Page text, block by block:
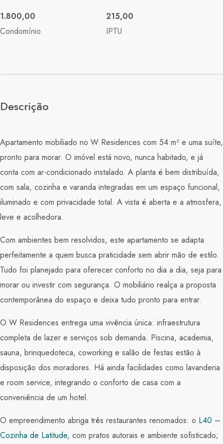
1.800,00
Condomínio
215,00
IPTU
Descrição
Apartamento mobiliado no W Residences com 54 m² e uma suíte,
pronto para morar. O imóvel está novo, nunca habitado, e já
conta com ar-condicionado instalado. A planta é bem distribuída,
com sala, cozinha e varanda integradas em um espaço funcional,
iluminado e com privacidade total. A vista é aberta e a atmosfera,
leve e acolhedora.
Com ambientes bem resolvidos, este apartamento se adapta
perfeitamente a quem busca praticidade sem abrir mão de estilo.
Tudo foi planejado para oferecer conforto no dia a dia, seja para
morar ou investir com segurança. O mobiliário realça a proposta
contemporânea do espaço e deixa tudo pronto para entrar.
O W Residences entrega uma vivência única: infraestrutura
completa de lazer e serviços sob demanda. Piscina, academia,
sauna, brinquedoteca, coworking e salão de festas estão à
disposição dos moradores. Há ainda facilidades como lavanderia
e room service, integrando o conforto de casa com a
conveniência de um hotel.
O empreendimento abriga três restaurantes renomados: o L40 –
Cozinha de Latitude, com pratos autorais e ambiente sofisticado;